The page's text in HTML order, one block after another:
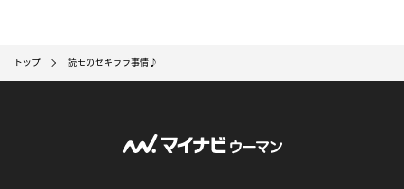
トップ 読モのセキララ事情♪